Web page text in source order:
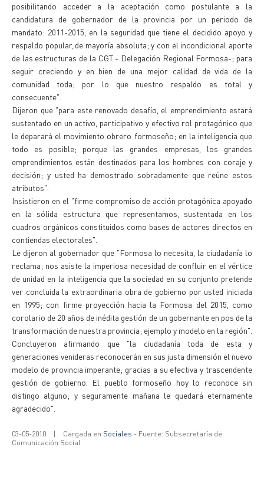
posibilitando acceder a la aceptación como postulante a la
candidatura de gobernador de la provincia por un periodo de
mandato: 2011-2015, en la seguridad que tiene el decidido apoyo y
respaldo popular, de mayoría absoluta; y con el incondicional aporte
de las estructuras de la CGT - Delegación Regional Formosa-; para
seguir creciendo y en bien de una mejor calidad de vida de la
comunidad toda; por lo que nuestro respaldo es total y
consecuente".
Dijeron que "para este renovado desafío, el emprendimiento estará
sustentado en un activo, participativo y efectivo rol protagónico que
le deparará el movimiento obrero formoseño; en la inteligencia que
todo es posible; porque las grandes empresas, los grandes
emprendimientos están destinados para los hombres con coraje y
decisión; y usted ha demostrado sobradamente que reúne estos
atributos".
Insistieron en el "firme compromiso de acción protagónica apoyado
en la sólida estructura que representamos, sustentada en los
cuadros orgánicos constituidos como bases de actores directos en
contiendas electorales".
Le dijeron al gobernador que "Formosa lo necesita, la ciudadanía lo
reclama; nos asiste la imperiosa necesidad de confluir en el vértice
de unidad en la inteligencia que la sociedad en su conjunto pretende
ver concluida la extraordinaria obra de gobierno por usted iniciada
en 1995; con firme proyección hacia la Formosa del 2015, como
corolario de 20 años de inédita gestión de un gobernante en pos de la
transformación de nuestra provincia; ejemplo y modelo en la región".
Concluyeron afirmando que "la ciudadanía toda de esta y
generaciones venideras reconocerán en sus justa dimensión el nuevo
modelo de provincia imperante; gracias a su efectiva y trascendente
gestión de gobierno. El pueblo formoseño hoy lo reconoce sin
distingo alguno; y seguramente mañana le quedará eternamente
agradecido".
03-05-2010 | Cargada en Sociales - Fuente: Subsecretaría de
Comunicación Social